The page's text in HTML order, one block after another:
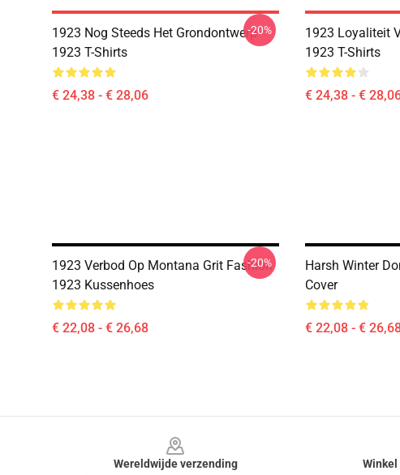
1923 Nog Steeds Het Grondontwerp
1923 T-Shirts
€ 24,38 - € 28,06
-20%
1923 Loyaliteit
1923 T-Shirts
€ 24,38 - €
1923 Verbod Op Montana Grit Fashion
1923 Kussenhoes
€ 22,08 - € 26,68
-20%
Harsh Winter
Cover
€ 22,08 - €
Wereldwijde verzending